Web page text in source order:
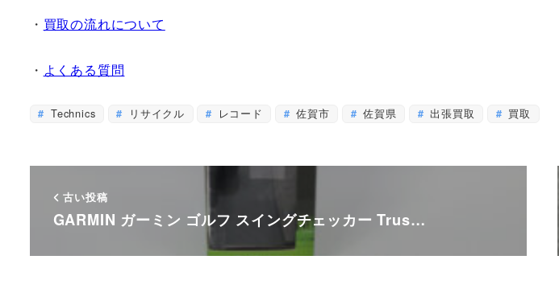
・ 買取の流れについて
・ よくある質問
Technics リサイクル レコード 佐賀市 佐賀県 出張買取 買取
古い投稿
GARMIN ガーミン ゴルフ スイングチェッカー Trus…